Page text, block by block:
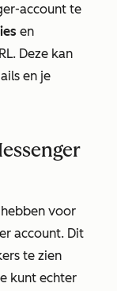
account te
en
Deze kan
en je
voor
account. Dit
te zien
kunt echter